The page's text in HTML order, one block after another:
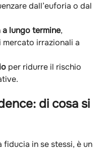
dall’euforia o dal
lungo termine,
irrazionali a
per ridurre il rischio
di cosa si
fiducia in se stessi, è un